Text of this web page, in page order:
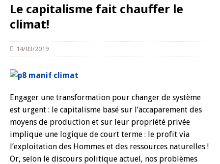
Le capitalisme fait chauffer le
climat!
14/03/2019
Engager une transformation pour changer de système
est urgent : le capitalisme basé sur l’accaparement des
moyens de production et sur leur propriété privée
implique une logique de court terme : le profit via
l’exploitation des Hommes et des ressources naturelles !
Or, selon le discours politique actuel, nos problèmes